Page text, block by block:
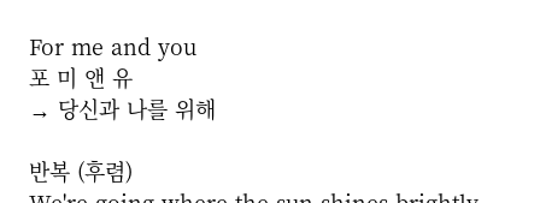
For me and you
포 미 앤 유
→ 당신과 나를 위해
반복 (후렴)